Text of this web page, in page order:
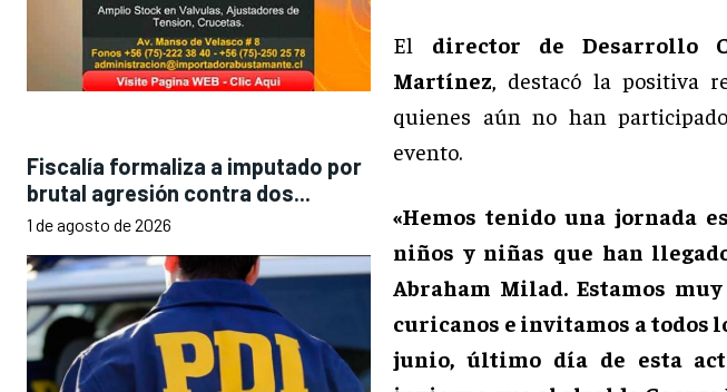
Fiscalía formaliza a imputado por
brutal agresión contra dos...
1 de agosto de 2026
El director de Desarrollo
Martínez , destacó la positiva
quienes aún no han
evento.
«Hemos tenido una jornada
niños y niñas que han
Abraham Milad. Estamos
curicanos e invitamos a todos
junio, último día de esta